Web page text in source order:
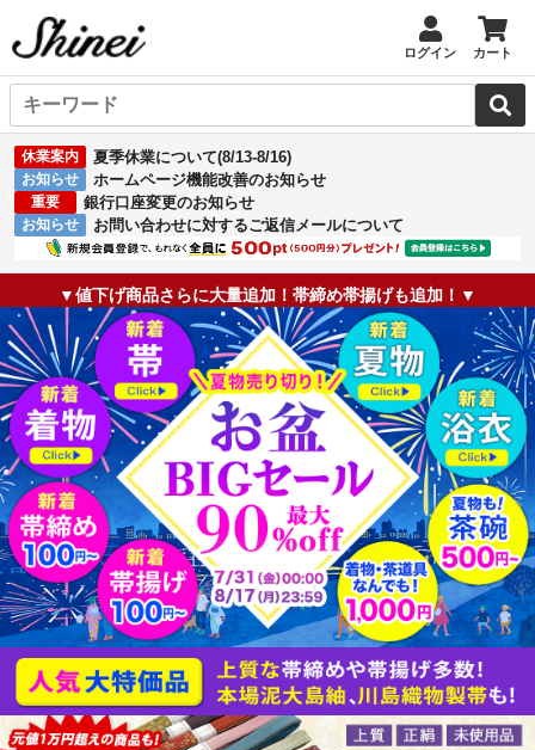
ログイン カート
休業案内 夏季休業について(8/13-8/16)
お知らせ ホームページ機能改善のお知らせ
重要 銀行口座変更のお知らせ
お知らせ お問い合わせに対するご返信メールについて
▼値下げ商品さらに大量追加！帯締め帯揚げも追加！▼